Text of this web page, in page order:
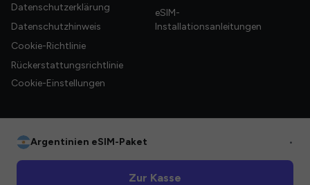
Datenschutzerklärung
Datenschutzhinweis
Cookie-Richtlinie
Rückerstattungsrichtlinie
Cookie-Einstellungen
eSIM-
Installationsanleitungen
Argentinien eSIM-Paket •
Zur Kasse